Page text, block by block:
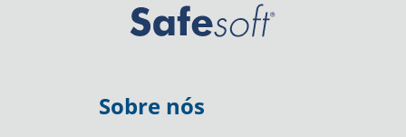
Sobre nós